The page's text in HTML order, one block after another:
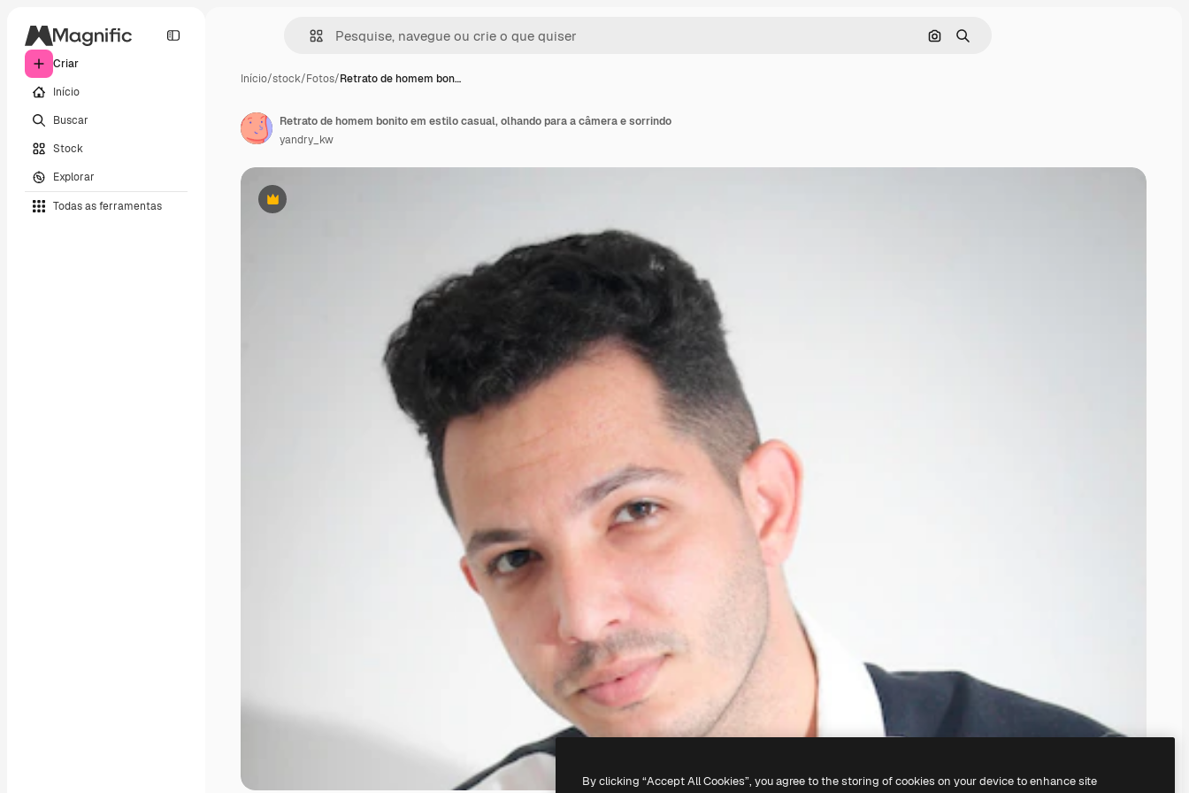
Criar
Início
Buscar
Stock
Explorar
Todas as ferramentas
Pesquisar por imagem
Buscar
Início/stock/Fotos/Retrato de homem bon…
Premium
Retrato de homem bonito em estilo casual, olhando para a câmera e sorrindo
yandry_kw
By clicking “Accept All Cookies”, you agree to the storing of cookies on your device to enhance site